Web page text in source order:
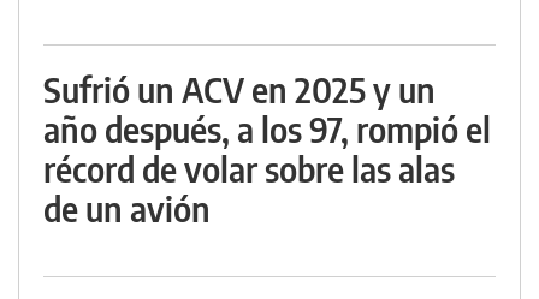
Sufrió un ACV en 2025 y un
año después, a los 97, rompió el
récord de volar sobre las alas
de un avión